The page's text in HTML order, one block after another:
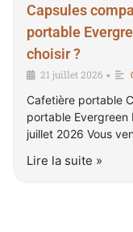
Capsules
portable
choisir ?
21 juillet 2026 •
Cafetière portable
portable Evergreen
juillet 2026 Vous
Lire la suite »